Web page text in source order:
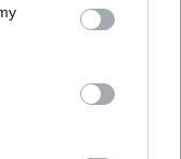
!!!